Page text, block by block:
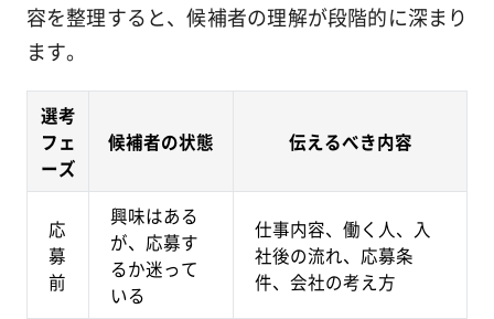
容を整理すると、候補者の理解が段階的に深まり
ます。
選考
フェ
ーズ
候補者の状態 伝えるべき内容
応
募
前
興味はある
が、応募す
るか迷って
いる
仕事内容、働く人、入
社後の流れ、応募条
件、会社の考え方